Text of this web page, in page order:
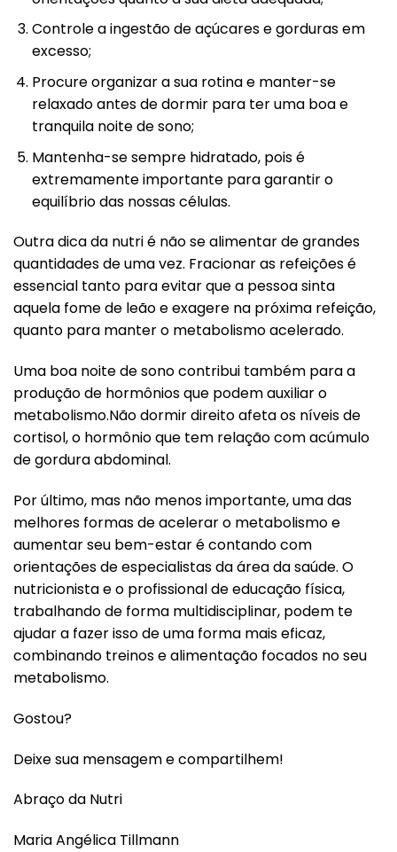
Controle a ingestão de açúcares e gorduras em
excesso;
Procure organizar a sua rotina e manter-se
relaxado antes de dormir para ter uma boa e
tranquila noite de sono;
Mantenha-se sempre hidratado, pois é
extremamente importante para garantir o
equilíbrio das nossas células.
Outra dica da nutri é não se alimentar de grandes
quantidades de uma vez. Fracionar as refeições é
essencial tanto para evitar que a pessoa sinta
aquela fome de leão e exagere na próxima refeição,
quanto para manter o metabolismo acelerado.
Uma boa noite de sono contribui também para a
produção de hormônios que podem auxiliar o
metabolismo.Não dormir direito afeta os níveis de
cortisol, o hormônio que tem relação comacúmulo
de gordura abdominal.
Por último, mas não menos importante, uma das
melhores formas de acelerar o metabolismo e
aumentar seu bem-estar é contando com
orientações de especialistas da área da saúde. O
nutricionista e o profissional de educação física,
trabalhando de forma multidisciplinar, podem te
ajudar a fazer isso de uma forma mais eficaz,
combinando treinos e alimentação focados no seu
metabolismo.
Gostou?
Deixe sua mensagem e compartilhem!
Abraço da Nutri
Maria Angélica Tillmann